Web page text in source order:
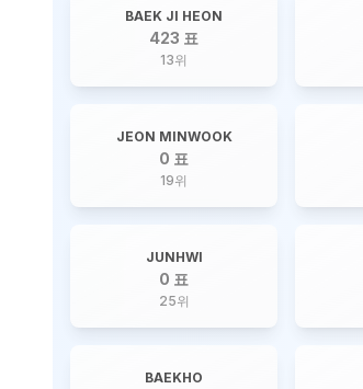
BAEK JI HEON
423 표
13위
JEON MINWOOK
0 표
19위
JUNHWI
0 표
25위
BAEKHO